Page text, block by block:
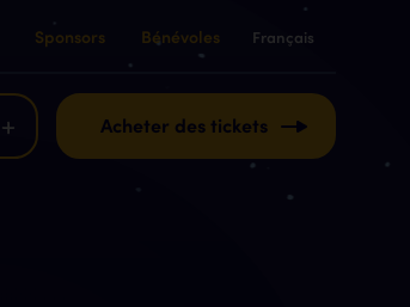
Sponsors Bénévoles Français
Français
Acheter des tickets